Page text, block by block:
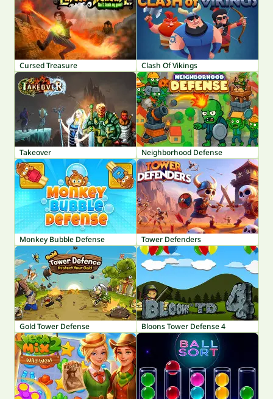
Cursed Treasure Clash Of Vikings
Takeover Neighborhood Defense
Monkey Bubble Defense Tower Defenders
Gold Tower Defense Bloons Tower Defense 4